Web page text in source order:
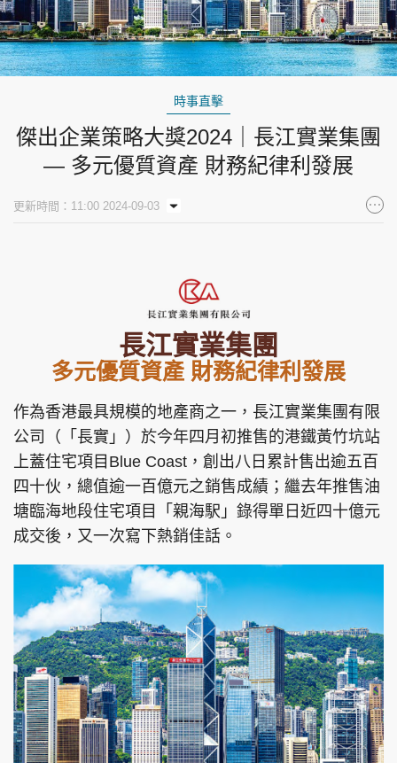
時事直擊
傑出企業策略大獎2024｜長江實業集團
— 多元優質資產 財務紀律利發展
更新時間：11:00 2024-09-03
長江實業集團
多元優質資產 財務紀律利發展
作為香港最具規模的地產商之一，長江實業集團有限
公司（「長實」）於今年四月初推售的港鐵黃竹坑站
上蓋住宅項目Blue Coast，創出八日累計售出逾五百
四十伙，總值逾一百億元之銷售成績；繼去年推售油
塘臨海地段住宅項目「親海駅」錄得單日近四十億元
成交後，又一次寫下熱銷佳話。